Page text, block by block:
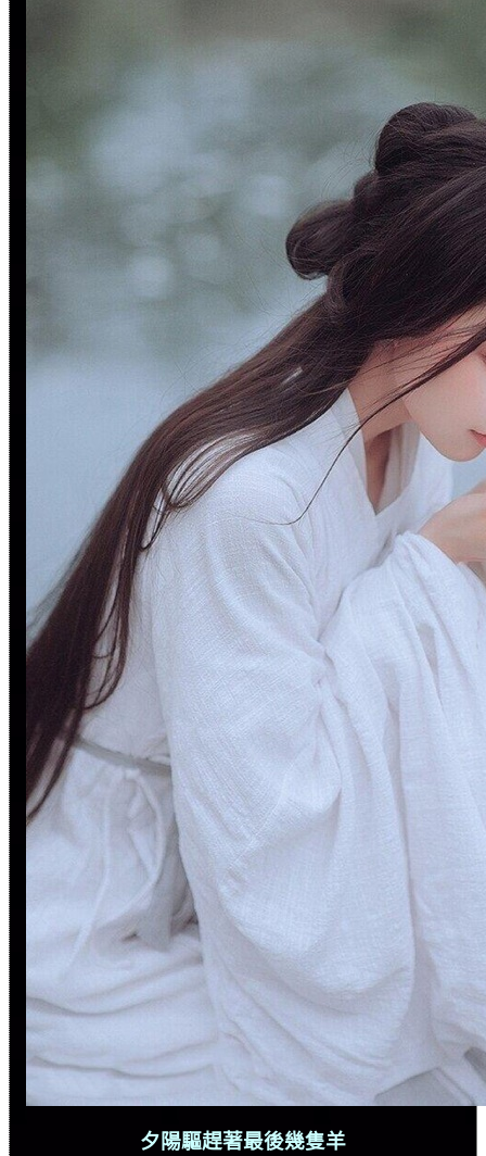
夕陽驅趕著最後幾隻羊